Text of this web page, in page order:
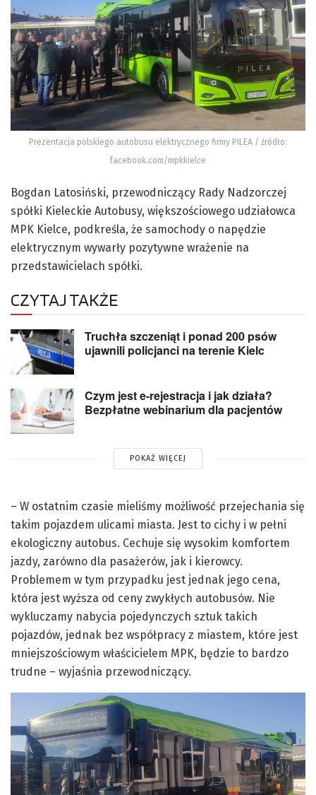
Prezentacja polskiego autobusu elektrycznego firmy PILEA / źródło:
facebook.com/mpkkielce
Bogdan Latosiński, przewodniczący Rady Nadzorczej
spółki Kieleckie Autobusy, większościowego udziałowca
MPK Kielce, podkreśla, że samochody o napędzie
elektrycznym wywarły pozytywne wrażenie na
przedstawicielach spółki.
CZYTAJ TAKŻE
Truchła szczeniąt i ponad 200 psów
ujawnili policjanci na terenie Kielc
Czym jest e-rejestracja i jak działa?
Bezpłatne webinarium dla pacjentów
POKAŻ WIĘCEJ
– W ostatnim czasie mieliśmy możliwość przejechania się
takim pojazdem ulicami miasta. Jest to cichy i w pełni
ekologiczny autobus. Cechuje się wysokim komfortem
jazdy, zarówno dla pasażerów, jak i kierowcy.
Problemem w tym przypadku jest jednak jego cena,
która jest wyższa od ceny zwykłych autobusów. Nie
wykluczamy nabycia pojedynczych sztuk takich
pojazdów, jednak bez współpracy z miastem, które jest
mniejszościowym właścicielem MPK, będzie to bardzo
trudne – wyjaśnia przewodniczący.